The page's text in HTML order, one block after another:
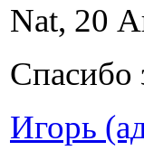
Nat, 20
Спасибо
Игорь